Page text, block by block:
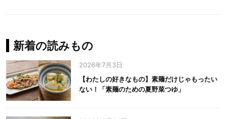
新着の読みもの
2026年7月3日
【わたしの好きなもの】素麺だけじゃもったい
ない！「素麺のための夏野菜つゆ」